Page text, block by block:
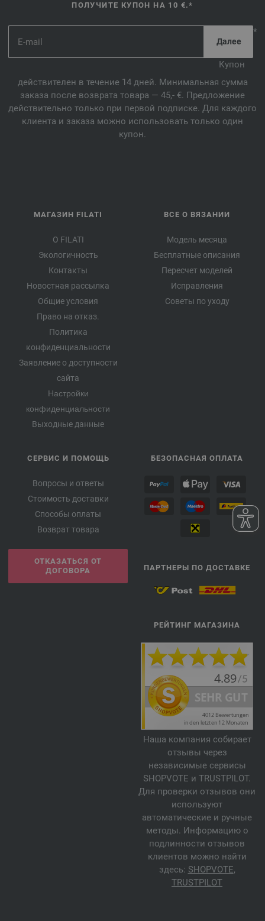
ПОЛУЧИТЕ КУПОН НА 10 €.*
*
Купон
действителен в течение 14 дней. Минимальная сумма
заказа после возврата товара — 45,- €. Предложение
действительно только при первой подписке. Для каждого
клиента и заказа можно использовать только один
купон.
МАГАЗИН FILATI
О FILATI
Экологичность
Контакты
Новостная рассылка
Общие условия
Право на отказ.
Политика
конфиденциальности
Заявление о доступности
сайта
Настройки
конфиденциальности
Выходные данные
ВСЕ О ВЯЗАНИИ
Модель месяца
Бесплатные описания
Пересчет моделей
Исправления
Советы по уходу
СЕРВИС И ПОМОЩЬ
Вопросы и ответы
Стоимость доставки
Способы оплаты
Возврат товара
ОТКАЗАТЬСЯ ОТ
ДОГОВОРА
БЕЗОПАСНАЯ ОПЛАТА
ПАРТНЕРЫ ПО ДОСТАВКЕ
РЕЙТИНГ МАГАЗИНА
Наша компания собирает
отзывы через
независимые сервисы
SHOPVOTE и TRUSTPILOT.
Для проверки отзывов они
используют
автоматические и ручные
методы. Информацию о
подлинности отзывов
клиентов можно найти
здесь: SHOPVOTE,
TRUSTPILOT